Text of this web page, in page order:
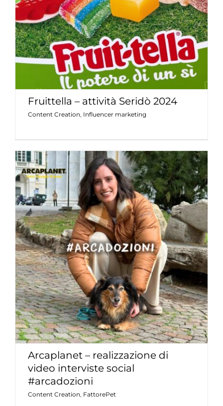
Content Creation Influencer marketing
Fruittella – attività Seridò 2024
Content Creation, Influencer marketing
Arcaplanet – realizzazione di video
interviste social #arcadozioni
Content Creation FattorePet
Arcaplanet – realizzazione di
video interviste social
#arcadozioni
Content Creation, FattorePet